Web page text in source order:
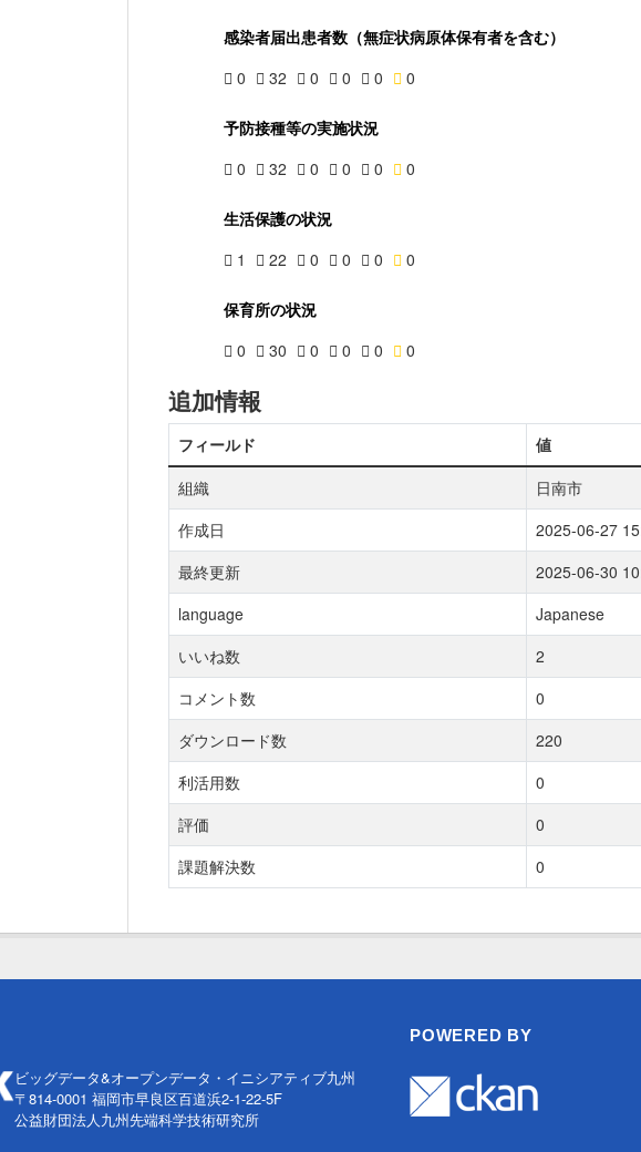
感染者届出患者数（無症状病原体保有者を含む）
0
32 0 0 0 0
予防接種等の実施状況
0
32 0 0 0 0
生活保護の状況
1
22 0 0 0 0
保育所の状況
0
30 0 0 0 0
追加情報
フィールド
値
組織
日南市
作成日
2025-06-27
最終更新
2025-06-30
language
Japanese
いいね数
2
コメント数
0
ダウンロード数
220
利活用数
0
評価
0
課題解決数
0
ビッグデータ&オープンデータ・イニシアティブ九州
〒814-0001 福岡市早良区百道浜2-1-22-5F
公益財団法人九州先端科学技術研究所
POWERED BY